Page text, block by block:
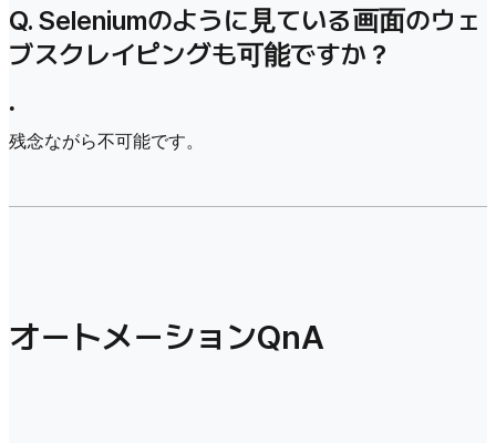
Q. Seleniumのように見ている画面のウェ
ブスクレイピングも可能ですか？
•
残念ながら不可能です。
オートメーションQnA